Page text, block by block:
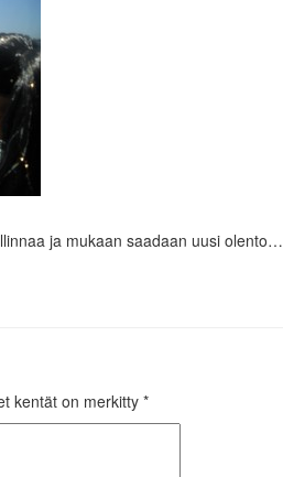
ja mukaan saadaan uusi olento…
kentät on merkitty*